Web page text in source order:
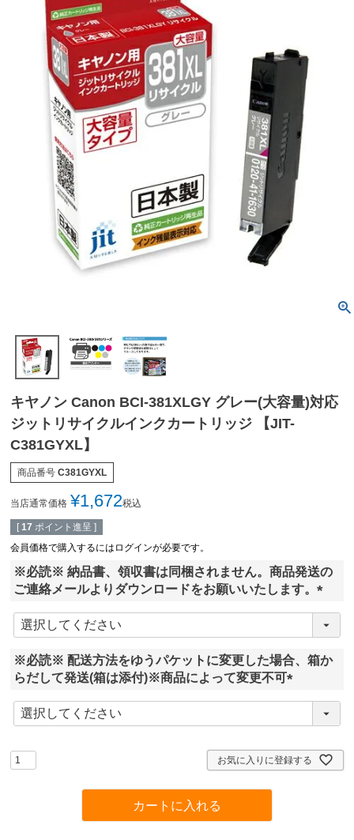
キヤノン Canon BCI-381XLGY グレー(大容量)対応
ジットリサイクルインクカートリッジ 【JIT-
C381GYXL】
商品番号 C381GYXL
当店通常価格 ¥1,672税込
[ 17 ポイント進呈 ]
会員価格で購入するにはログインが必要です。
※必読※ 納品書、領収書は同梱されません。商品発送の
ご連絡メールよりダウンロードをお願いいたします。
(
必
)
※必読※ 配送方法をゆうパケットに変更した場合、箱か
らだして発送(箱は添付)※商品によって変更不可
(
)
お気に入りに登録する
カートに入れる